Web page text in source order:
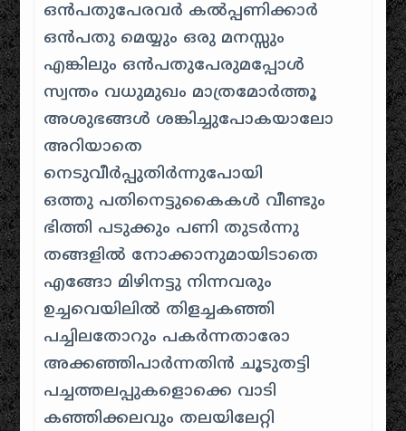
ഒന്‍പതുപേരവര്‍ കല്‍പ്പണിക്കാര്‍
ഒന്‍പതു മെയ്യും ഒരു മനസ്സും
എങ്കിലും ഒന്‍പതുപേരുമപ്പോള്‍
സ്വന്തം വധുമുഖം മാത്രമോര്‍ത്തൂ
അശുഭങ്ങള്‍ ശങ്കിച്ചുപോകയാലോ
അറിയാതെ
നെടുവീര്‍പ്പുതിര്‍ന്നുപോയി
ഒത്തു പതിനെട്ടുകൈകള്‍ വീണ്ടും
ഭിത്തി പടുക്കും പണി തുടര്‍ന്നു
തങ്ങളില്‍ നോക്കാനുമായിടാതെ
എങ്ങോ മിഴിനട്ടു നിന്നവരും
ഉച്ചവെയിലില്‍ തിളച്ചകഞ്ഞി
പച്ചിലതോറും പകര്‍ന്നതാരോ
അക്കഞ്ഞിപാര്‍ന്നതിന്‍ ചൂടുതട്ടി
പച്ചത്തലപ്പുകളൊക്കെ വാടി
കഞ്ഞിക്കലവും തലയിലേറ്റി